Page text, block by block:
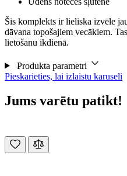
Šis komplekts ir lieliska izvēle
dāvana topošajiem vecākiem.
lietošanu ikdienā.
Produkta parametri
Pieskarieties, lai izlaistu karuseli
Jums varētu patikt!